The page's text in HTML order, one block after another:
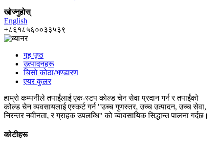
खोज्नुहोस्
English
+८६१८५६००३३५३९
गृह पृष्ठ
उत्पादनहरू
चिसो कोठा/भण्डारण
एयर कुलर
हाम्रो कम्पनीले तपाईंलाई एक-स्टप कोल्ड चेन सेवा प्रदान गर्न र तपाईंको
कोल्ड चेन व्यवसायलाई एस्कर्ट गर्न "उच्च गुणस्तर, उच्च उत्पादन, उच्च सेवा,
निरन्तर नवीनता, र ग्राहक उपलब्धि" को व्यावसायिक सिद्धान्त पालना गर्दछ।
कोटीहरू